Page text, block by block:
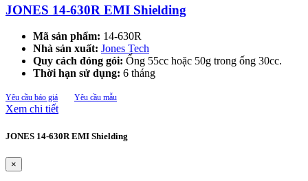
JONES 14-630R EMI Shielding
Mã sản phẩm: 14-630R
Nhà sản xuất: Jones Tech
Quy cách đóng gói: Ống 55cc hoặc 50g trong ống 30cc.
Thời hạn sử dụng: 6 tháng
Yêu cầu báo giá Yêu cầu mẫu
Xem chi tiết
JONES 14-630R EMI Shielding
×